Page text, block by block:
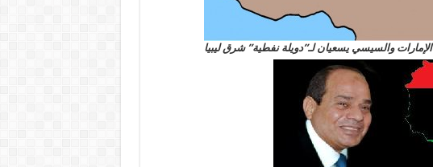
الإمارات والسيسي يسعيان لـ”دويلة نفطية” شرق ليبيا